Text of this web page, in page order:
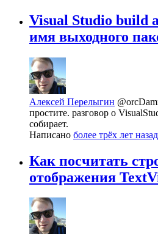
Visual Studio build
имя выходного
Алексей Перелыгин
простите. разговор о
собирает.
Написано более трёх лет назад
Как посчитать
отображения